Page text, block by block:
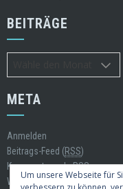
BEITRÄGE
META
Anmelden
Beitrags-Feed (RSS)
Kommentare alsRSS
WordPress.org
Um unsere Webseite für